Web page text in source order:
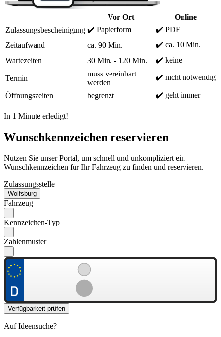
Vor Ort
Online
Zulassungsbescheinigung ✔️ Papierform
✔️ PDF
Zeitaufwand
ca. 90 Min.
✔️ ca. 10 Min.
Wartezeiten
30 Min. - 120 Min. ✔️ keine
Termin
muss vereinbart
werden
✔️ nicht notwendig
Öffnungszeiten begrenzt ✔️ geht immer
In 1 Minute erledigt!
Wunschkennzeichen reservieren
Nutzen Sie unser Portal, um schnell und unkompliziert ein
Wunschkennzeichen für Ihr Fahrzeug zu finden und reservieren.
Zulassungsstelle
Wolfsburg
Fahrzeug
Kennzeichen-Typ
Zahlenmuster
Verfügbarkeit prüfen
Auf Ideensuche?